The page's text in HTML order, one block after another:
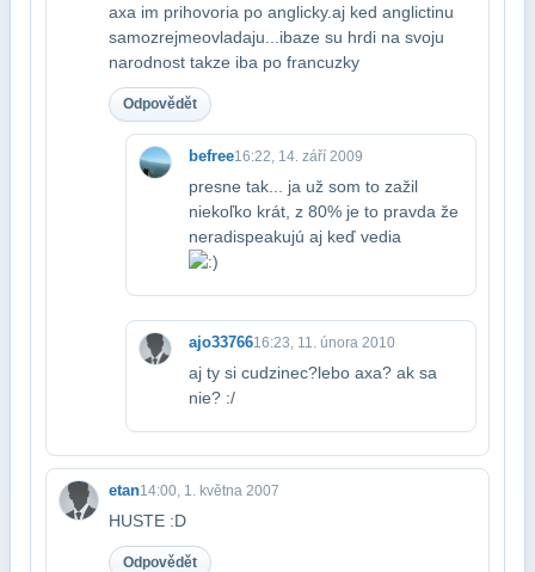
axa im prihovoria po anglicky.aj ked anglictinu
samozrejme​ovladaju...ibaze su hrdi na svoju
narodnost takze iba po francuzky
Odpovědět
befree16:22, 14. září 2009
presne tak... ja už som to zažil
niekoľko krát, z 80% je to pravda že
neradi​speakujú aj keď vedia
ajo3376616:23, 11. února 2010
aj ty si cudzinec?lebo axa? ak sa
nie? :/
etan14:00, 1. května 2007
HUSTE :D
Odpovědět